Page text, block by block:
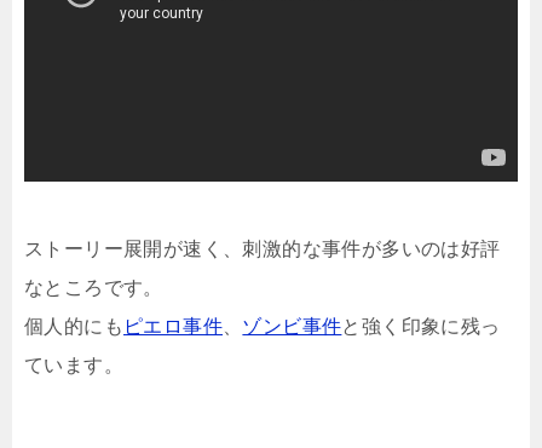
ストーリー展開が速く、刺激的な事件が多いのは好評
なところです。
個人的にも ピエロ事件 ゾンビ事件と強く印象に残っ
ています。